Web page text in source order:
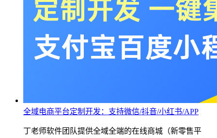
全域电商平台定制开发：支持微信/抖音/小红书/APP
丁老师软件团队提供全域全端的在线商城（新零售平